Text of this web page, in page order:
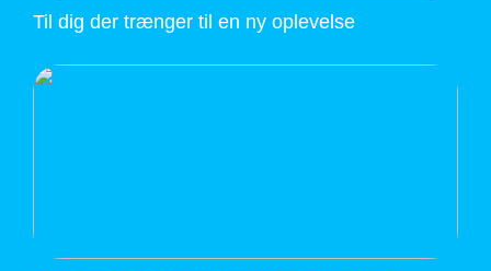
Til dig der trænger til en ny oplevelse